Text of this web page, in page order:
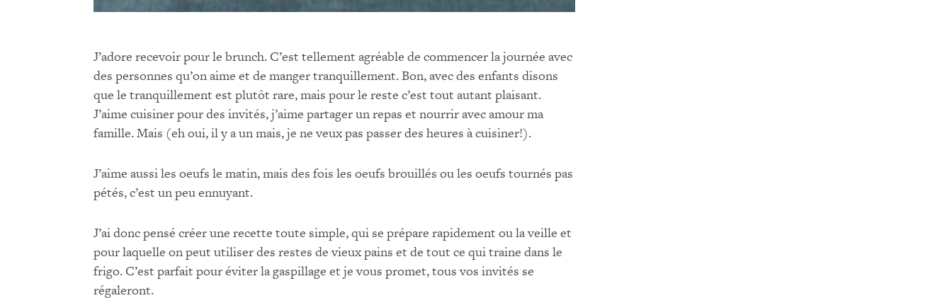
J’adore recevoir pour le brunch. C’est tellement agréable de commencer la journée avec
des personnes qu’on aime et de manger tranquillement. Bon, avec des enfants disons
que le tranquillement est plutôt rare, mais pour le reste c’est tout autant plaisant.
J’aime cuisiner pour des invités, j’aime partager un repas et nourrir avec amour ma
famille. Mais (eh oui, il y a un mais, je ne veux pas passer des heures à cuisiner!).
J’aime aussi les oeufs le matin, mais des fois les oeufs brouillés ou les oeufs tournés pas
pétés, c’est un peu ennuyant.
J’ai donc pensé créer une recette toute simple, qui se prépare rapidement ou la veille et
pour laquelle on peut utiliser des restes de vieux pains et de tout ce qui traine dans le
frigo. C’est parfait pour éviter la gaspillage et je vous promet, tous vos invités se
régaleront.